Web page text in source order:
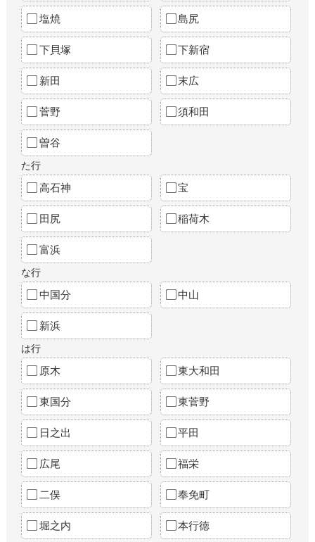
塩焼 島尻
下貝塚 下新宿
新田 末広
菅野 須和田
曽谷
た行
高石神 宝
田尻 稲荷木
富浜
な行
中国分 中山
新浜
は行
原木 東大和田
東国分 東菅野
日之出 平田
広尾 福栄
二俣 奉免町
堀之内 本行徳